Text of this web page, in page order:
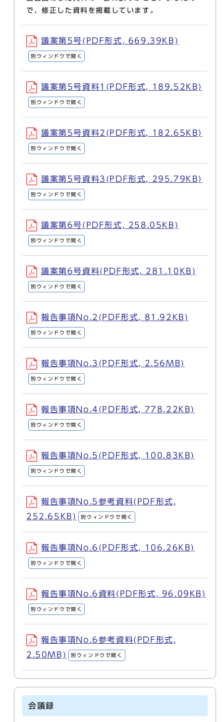
で、修正した資料を掲載しています。
議案第5号(PDF形式, 669.39KB)
別ウィンドウで開く
議案第5号資料1(PDF形式, 189.52KB)
別ウィンドウで開く
議案第5号資料2(PDF形式, 182.65KB)
別ウィンドウで開く
議案第5号資料3(PDF形式, 295.79KB)
別ウィンドウで開く
議案第6号(PDF形式, 258.05KB)
別ウィンドウで開く
議案第6号資料(PDF形式, 281.10KB)
別ウィンドウで開く
報告事項No.2(PDF形式, 81.92KB)
別ウィンドウで開く
報告事項No.3(PDF形式, 2.56MB)
別ウィンドウで開く
報告事項No.4(PDF形式, 778.22KB)
別ウィンドウで開く
報告事項No.5(PDF形式, 100.83KB)
別ウィンドウで開く
報告事項No.5参考資料(PDF形式,
252.65KB)
別ウィンドウで開く
報告事項No.6(PDF形式, 106.26KB)
別ウィンドウで開く
報告事項No.6資料(PDF形式, 96.09KB)
別ウィンドウで開く
報告事項No.6参考資料(PDF形式,
2.50MB)
別ウィンドウで開く
会議録